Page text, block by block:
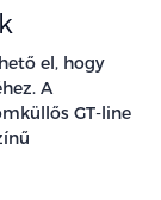
el, hogy
A
GT-line